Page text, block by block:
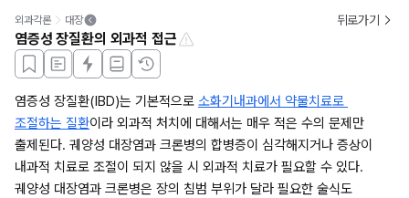
외과각론 대장 뒤로가기
염증성 장질환의 외과적 접근
염증성 장질환(IBD)는 기본적으로 소화기내과에서 약물치료로
조절하는 질환이라 외과적 처치에 대해서는 매우 적은 수의 문제만
출제된다. 궤양성 대장염과 크론병의 합병증이 심각해지거나 증상이
내과적 치료로 조절이 되지 않을 시 외과적 치료가 필요할 수 있다.
궤양성 대장염과 크론병은 장의 침범 부위가 달라 필요한 술식도